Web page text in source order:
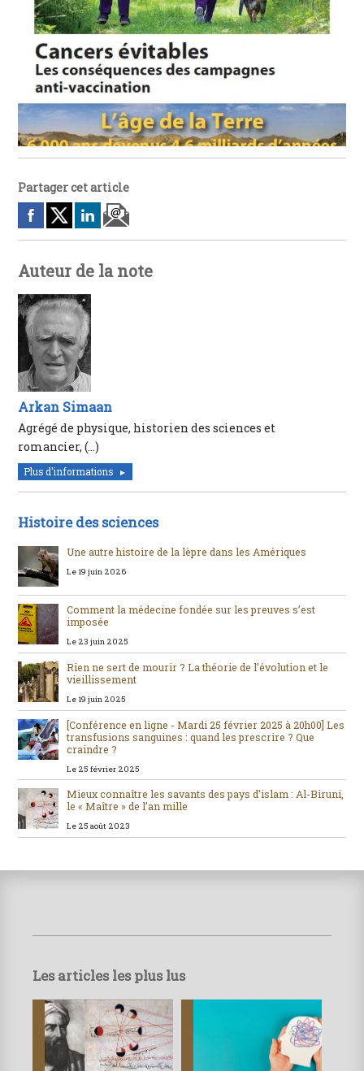
Partager cet article
Auteur de la note
Arkan Simaan
Agrégé de physique, historien des sciences et
romancier, (…)
Plus d'informations
Histoire des sciences
Une autre histoire de la lèpre dans les Amériques
Le 19 juin 2026
Comment la médecine fondée sur les preuves s’est
imposée
Le 23 juin 2025
Rien ne sert de mourir ? La théorie de l’évolution et le
vieillissement
Le 19 juin 2025
[Conférence en ligne - Mardi 25 février 2025 à 20h00] Les
transfusions sanguines : quand les prescrire ? Que
craindre ?
Le 25 février 2025
Mieux connaître les savants des pays d’islam : Al-Biruni,
le « Maître » de l’an mille
Le 25 août 2023
Les articles les plus lus